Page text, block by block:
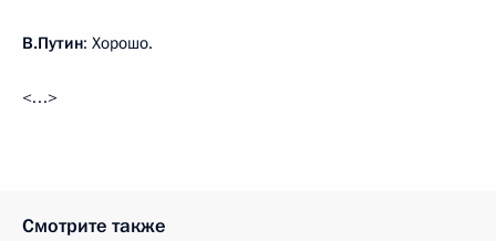
В.Путин: Хорошо.
<…>
Смотрите также